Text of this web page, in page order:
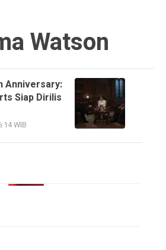
Watson
Anniversary:
Siap Dirilis
WIB